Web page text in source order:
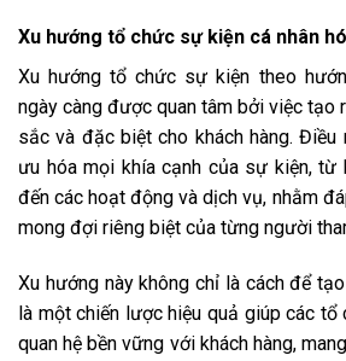
Xu hướng tổ chức sự kiện cá nhân
Xu hướng tổ chức sự kiện theo
ngày càng được quan tâm bởi việc tạo
sắc và đặc biệt cho khách hàng.
ưu hóa mọi khía cạnh của sự kiện, từ
đến các hoạt động và dịch vụ, nhằm
mong đợi riêng biệt của từng người
Xu hướng này không chỉ là cách để
là một chiến lược hiệu quả giúp các
quan hệ bền vững với khách hàng,